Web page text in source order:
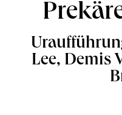
Lee, Demis